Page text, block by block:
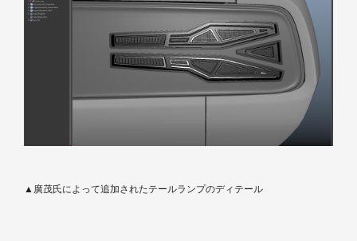
▲廣茂氏によって追加されたテールランプのディテール